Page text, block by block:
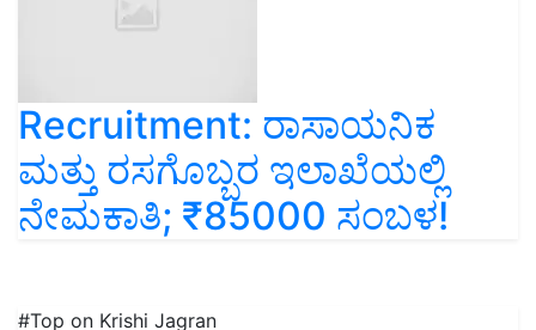
Recruitment: ರಾಸಾಯನಿಕ
ಮತ್ತು ರಸಗೊಬ್ಬರ ಇಲಾಖೆಯಲ್ಲಿ
ನೇಮಕಾತಿ; ₹85000 ಸಂಬಳ!
#Top on Krishi Jagran